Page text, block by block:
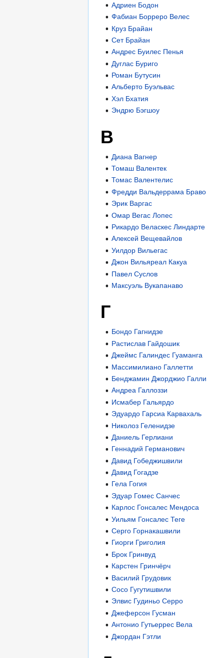
Адриен Бодон
Фабиан Борреро Велес
Круз Брайан
Сет Брайан
Андрес Буилес Пенья
Дуглас Буриго
Роман Бутусин
Альберто Буэльвас
Хэл Бхатия
Эндрю Бэгшоу
В
Диана Вагнер
Томаш Валентек
Томас Валентелис
Фредди Вальдеррама Браво
Эрик Варгас
Омар Вегас Лопес
Рикардо Веласкес Линдарте
Алексей Вещевайлов
Уилдор Вильегас
Джон Вильяреал Какуа
Павел Суслов
Максуэль Вукапанаво
Г
Бондо Гагнидзе
Растислав Гайдошик
Джеймс Галиндес Гуаманга
Массимилиано Галлетти
Бенджамин Джорджио Галли
Андреа Галлоззи
Исмабер Гальярдо
Эдуардо Гарсиа Карвахаль
Николоз Геленидзе
Даниель Герлиани
Геннадий Германович
Давид Гобеджишвили
Давид Гогадзе
Гела Гогия
Эдуар Гомес Санчес
Карлос Гонсалес Мендоса
Уильям Гонсалес Теге
Серго Горнакашвили
Гиорги Григолия
Брок Гринвуд
Карстен Гринчёрч
Василий Грудовик
Сосо Гугутишвили
Элвис Гудиньо Серро
Джеферсон Гусман
Антонио Гутьеррес Вела
Джордан Гэтли